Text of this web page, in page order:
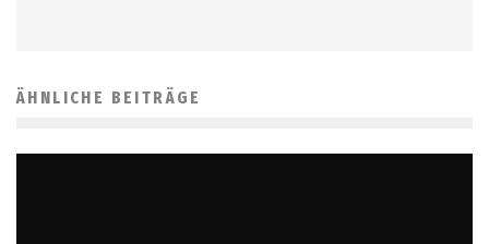
ÄHNLICHE BEITRÄGE